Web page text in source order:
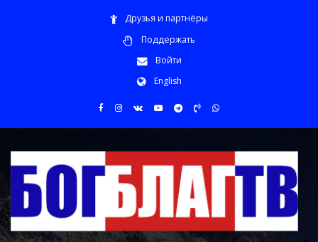
Друзья и партнёры
Поддержать
Войти
English